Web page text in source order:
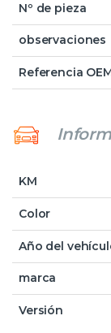
Nº de pieza
observaciones
Referencia
KM
Color
Año del
marca
Versión